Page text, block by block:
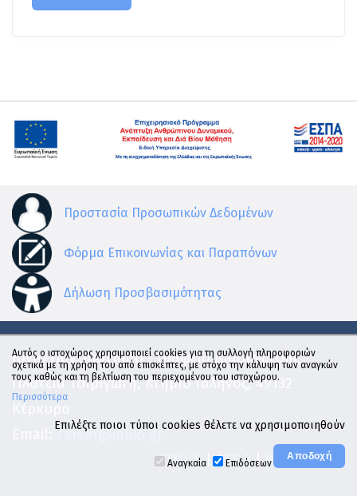
Προστασία Προσωπικών Δεδομένων
Φόρμα Επικοινωνίας και Παραπόνων
Δήλωση Προσβασιμότητας
Ιόνιο Πανεπιστήμιο - Γραφείο Διασύνδεσης
Πλατεία Τσιριγώτη, Κτήριο Γαληνός, 49132
Email:career@ionio.gr
HTML 5|CSS 3|WCAG 2.0 AA
Αυτός ο ιστοχώρος χρησιμοποιεί cookies για τη συλλογή πληροφοριών
σχετικά με τη χρήση του από επισκέπτες, με στόχο την κάλυψη των αναγκών
τους καθώς και τη βελτίωση του περιεχομένου του ιστοχώρου.
Περισσότερα
Επιλέξτε ποιοι τύποι cookies θέλετε να χρησιμοποιηθούν
Αναγκαία Επιδόσεων